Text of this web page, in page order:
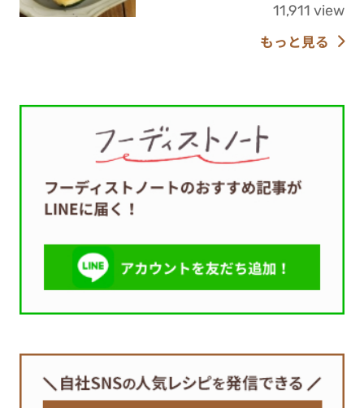
11,911 view
もっと見る